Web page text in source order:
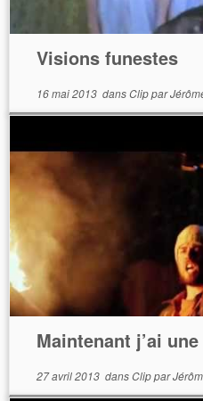
Visions funestes
16 mai 2013dansClippar
Maintenant j’ai
27 avril 2013dansClippar